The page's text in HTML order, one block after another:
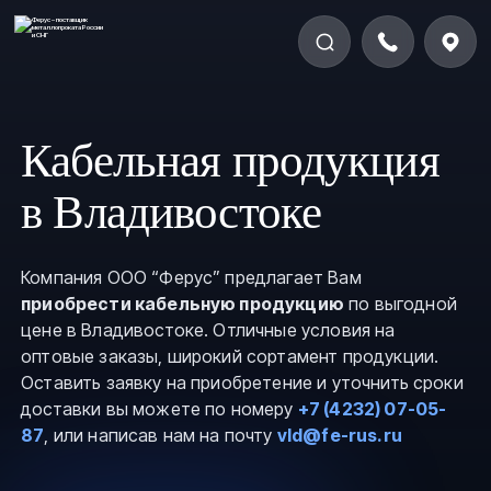
Кабельная продукция
в Владивостоке
Компания ООО “Ферус” предлагает Вам
приобрести кабельную продукцию по выгодной
цене в Владивостоке. Отличные условия на
оптовые заказы, широкий сортамент продукции.
Оставить заявку на приобретение и уточнить сроки
доставки вы можете по номеру +7 (4232) 07-05-
87, или написав нам на почту vld@fe-rus.ru